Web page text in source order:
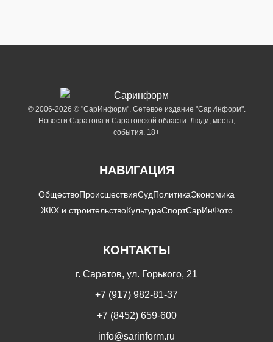
© 2006-2026 © "СарИнформ". Сетевое издание "СарИнформ".
Новости Саратова и Саратовской области. Люди, места,
события. 18+
НАВИГАЦИЯ
ОбществоПроисшествияСудПолитикаЭкономика
ЖКХ и строительствоКультураСпортСарИнФото
КОНТАКТЫ
г. Саратов, ул. Горького, 21
+7 (917) 982-81-37
+7 (8452) 659-600
info@sarinform.ru